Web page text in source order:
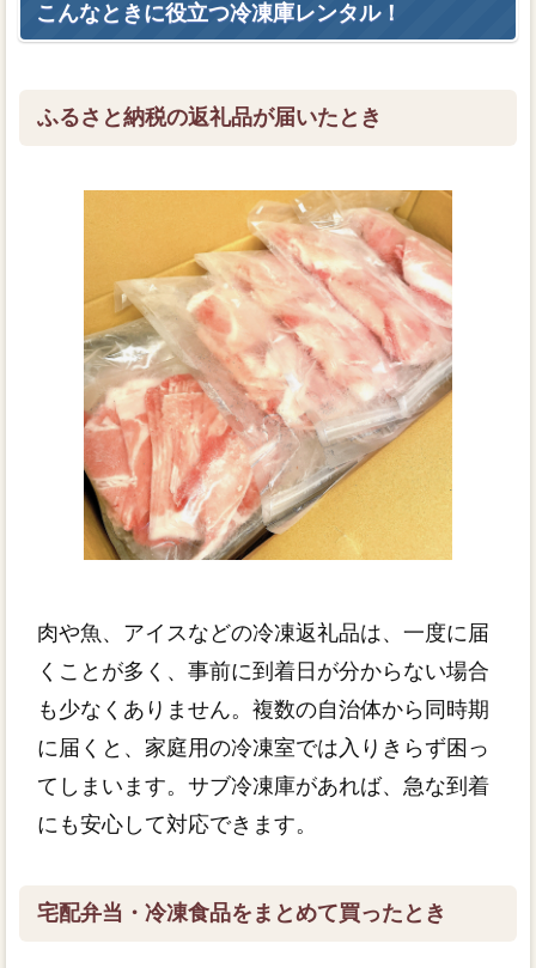
こんなときに役立つ冷凍庫レンタル！
ふるさと納税の返礼品が届いたとき
肉や魚、アイスなどの冷凍返礼品は、一度に届
くことが多く、事前に到着日が分からない場合
も少なくありません。複数の自治体から同時期
に届くと、家庭用の冷凍室では入りきらず困っ
てしまいます。サブ冷凍庫があれば、急な到着
にも安心して対応できます。
宅配弁当・冷凍食品をまとめて買ったとき